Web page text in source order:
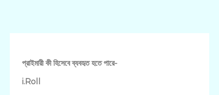
প্রাইমারী কী হিসেবে ব্যবহৃত হতে পারে-
i.Roll